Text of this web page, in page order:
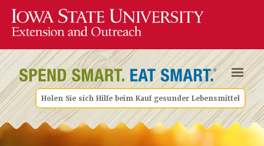
Holen Sie sich Hilfe beim Kauf gesunder Lebensmittel